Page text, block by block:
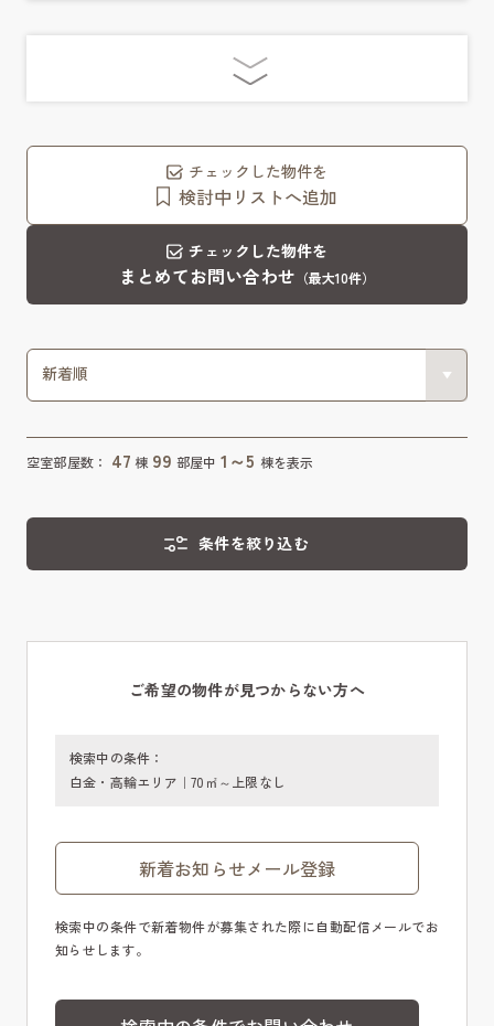
チェックした物件を
検討中リストへ追加
チェックした物件を
まとめてお問い合わせ （最大10件）
空室部屋数： 47 棟 99 部屋中 1～5 棟を表示
条件を絞り込む
ご希望の物件が見つからない方へ
検索中の条件：
白金・高輪エリア｜70㎡～上限なし
新着お知らせメール登録
検索中の条件で新着物件が募集された際に自動配信メールでお
知らせします。